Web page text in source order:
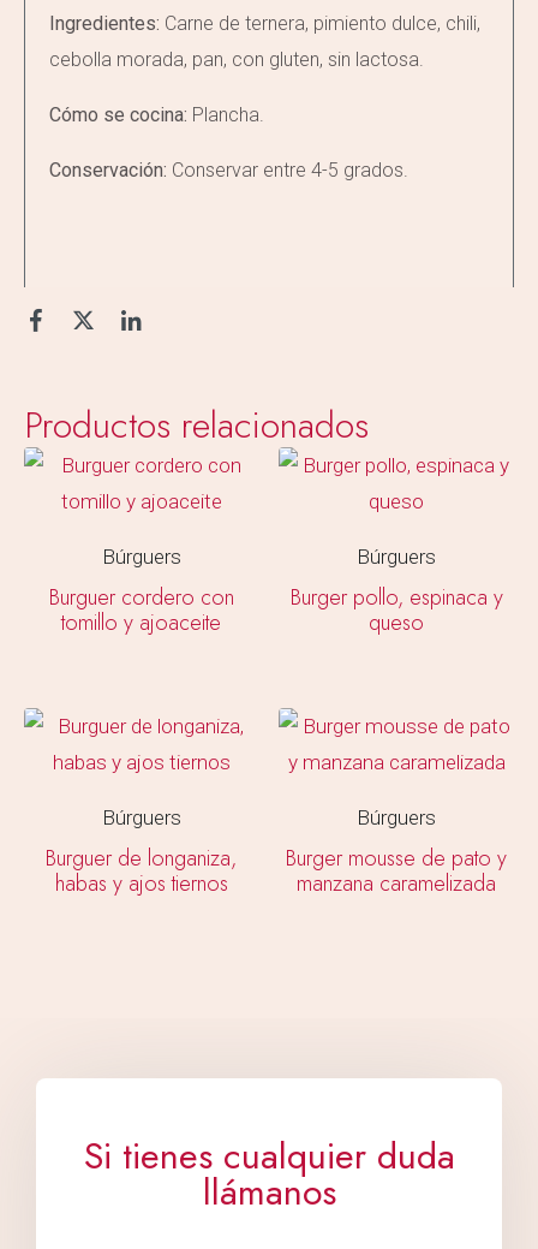
Ingredientes: Carne de ternera, pimiento dulce, chili,
cebolla morada, pan, con gluten, sin lactosa.
Cómo se cocina: Plancha.
Conservación: Conservar entre 4-5 grados.
Productos relacionados
Búrguers
Burguer cordero con
tomillo y ajoaceite
Búrguers
Burger pollo, espinaca y
queso
Búrguers
Burguer de longaniza,
habas y ajos tiernos
Búrguers
Burger mousse de pato y
manzana caramelizada
Si tienes cualquier duda
llámanos